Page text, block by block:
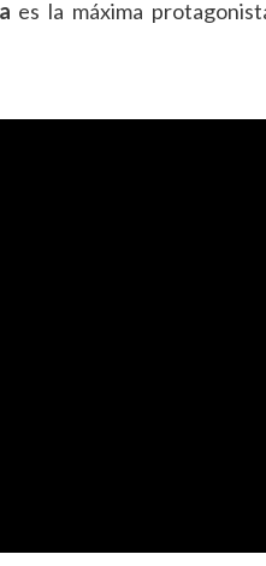
es la máxima